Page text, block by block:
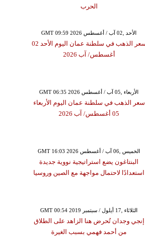
الحرب
GMT 09:59 2026 الأحد ,02 آب / أغسطس
سعر الذهب في سلطنة عمان اليوم الأحد 02
أغسطس/ آب 2026
GMT 06:35 2026 الأربعاء ,05 آب / أغسطس
سعر الذهب في سلطنة عمان اليوم الأربعاء
05 أغسطس/ آب 2026
GMT 16:03 2026 الخميس ,06 آب / أغسطس
البنتاغون يضع استراتيجية نووية جديدة
استعدادًا لاحتمال مواجهة مع الصين وروسيا
GMT 00:54 2019 الثلاثاء ,17 أيلول / سبتمبر
إنجي وجدان تُحرض هنا الزاهد على الطلاق
من أحمد فهمي بسبب الغيرة